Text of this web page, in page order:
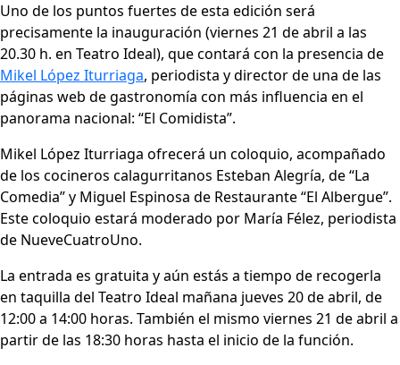
Uno de los puntos fuertes de esta edición será
precisamente la inauguración (viernes 21 de abril a las
20.30 h. en Teatro Ideal), que contará con la presencia de
Mikel López Iturriaga, periodista y director de una de las
páginas web de gastronomía con más influencia en el
panorama nacional: “El Comidista”.
Mikel López Iturriaga ofrecerá un coloquio, acompañado
de los cocineros calagurritanos Esteban Alegría, de “La
Comedia” y Miguel Espinosa de Restaurante “El Albergue”.
Este coloquio estará moderado por María Félez, periodista
de NueveCuatroUno.
La entrada es gratuita y aún estás a tiempo de recogerla
en taquilla del Teatro Ideal mañana jueves 20 de abril, de
12:00 a 14:00 horas. También el mismo viernes 21 de abril a
partir de las 18:30 horas hasta el inicio de la función.